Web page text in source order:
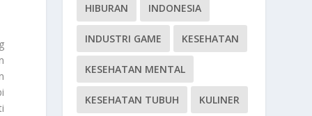
HIBURAN INDONESIA
INDUSTRI GAME KESEHATAN
KESEHATAN MENTAL
KESEHATAN TUBUH KULINER